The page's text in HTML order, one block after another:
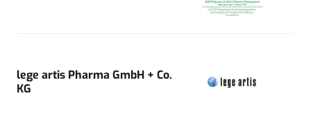
lege artis Pharma GmbH + Co.
KG